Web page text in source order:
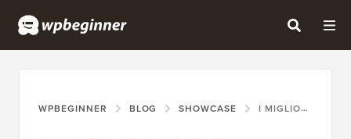
WPBEGINNER BLOG SHOWCASE I MIGLIORI TUTORIAL DI WORDPRESS DEL 2013 SU WPBEGINNER